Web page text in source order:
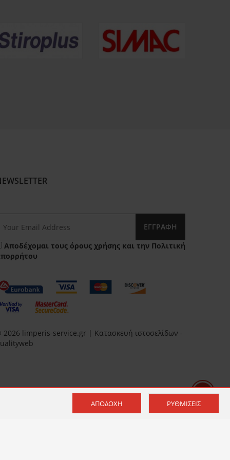
ΕΓΓΡΑΦΉ
Αποδέχομαι τους όρους χρήσης και την Πολιτική
2026 limperis-service.gr | Κατασκευή ιστοσελίδων -
ΑΠΟΔΟΧΉ ΡΥΘΜΊΣΕΙΣ